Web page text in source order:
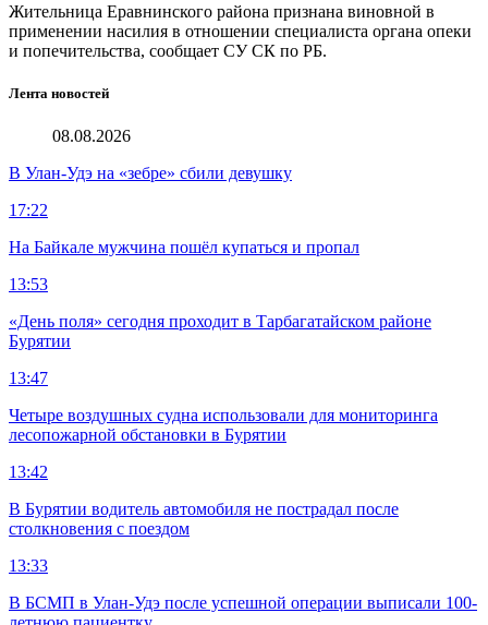
Жительница Еравнинского района признана виновной в
применении насилия в отношении специалиста органа опеки
и попечительства, сообщает СУ СК по РБ.
Лента новостей
08.08.2026
В Улан-Удэ на «зебре» сбили девушку
17:22
На Байкале мужчина пошёл купаться и пропал
13:53
«День поля» сегодня проходит в Тарбагатайском районе
Бурятии
13:47
Четыре воздушных судна использовали для мониторинга
лесопожарной обстановки в Бурятии
13:42
В Бурятии водитель автомобиля не пострадал после
столкновения с поездом
13:33
В БСМП в Улан-Удэ после успешной операции выписали 100-